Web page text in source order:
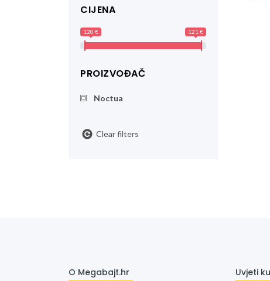
CIJENA
120 € 121 €
PROIZVOĐAČ
Noctua
Clear filters
O Megabajt.hr Uvjeti